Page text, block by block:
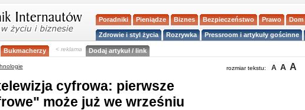
Poradniki Pieniądze Biznes Bezpieczeństwo Prawo Dom
Zdrowie i styl życia Rozrywka Pressroom i artykuły gościnne
Bukmacherzy < reklama Dodaj artykuł / link
rozmiar tekstu: A A A
cyfrowa: pierwsze
może już we wrześniu